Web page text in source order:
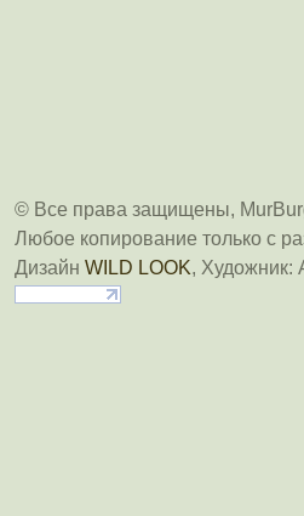
© Все права защищены,
Любое копирование только с
Дизайн WILD LOOK, Художник: